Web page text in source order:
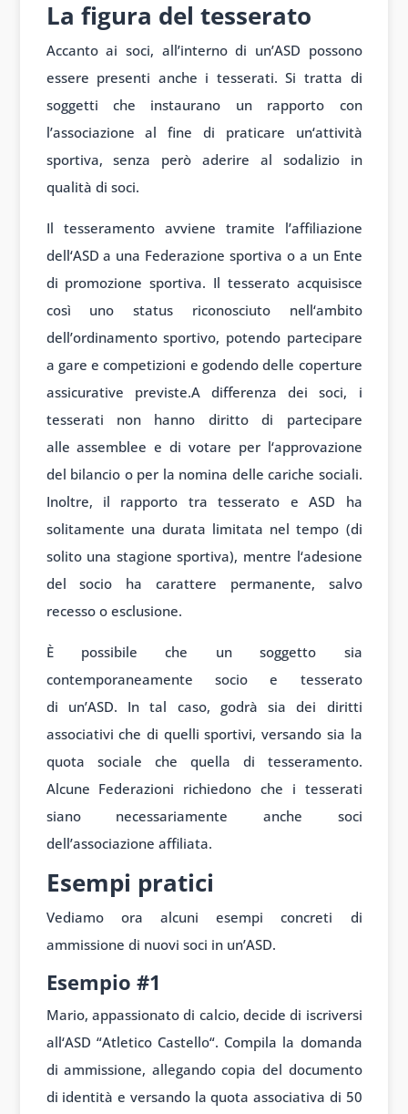
La figura del tesserato
Accanto ai soci, all’interno di un’ASD possono
essere presenti anche i tesserati. Si tratta di
soggetti che instaurano un rapporto con
l’associazione al fine di praticare un‘attività
sportiva, senza però aderire al sodalizio in
qualità di soci.
Il tesseramento avviene tramite l’affiliazione
dell‘ASD a una Federazione sportiva oa un Ente
di promozione sportiva. Il tesserato acquisisce
così uno status riconosciuto nell‘ambito
dell’ordinamento sportivo, potendo partecipare
a gare e competizioni e godendo delle coperture
assicurative previste.A differenza dei soci, i
tesserati nonhanno diritto di partecipare
alle assemblee e di votare per l‘approvazione
del bilancio o per la nomina delle cariche sociali.
Inoltre, il rapporto tra tesserato e ASD ha
solitamente una durata limitata nel tempo (di
solito una stagione sportiva), mentre l‘adesione
del socio ha carattere permanente, salvo
recesso o esclusione.
È possibile che un soggetto sia
contemporaneamente socio e tesserato
di un’ASD. In tal caso, godrà sia dei diritti
associativi che di quelli sportivi, versando sia la
quota sociale che quella di tesseramento.
Alcune Federazioni richiedono che i tesserati
siano necessariamente anche soci
dell’associazione affiliata.
Esempi pratici
Vediamo ora alcuni esempi concreti di
ammissione di nuovi soci inun’ASD.
Esempio #1
Mario, appassionato di calcio, decide di iscriversi
all‘ASD “Atletico Castello“. Compila la domanda
di ammissione, allegando copia del documento
di identità e versando la quota associativa di 50